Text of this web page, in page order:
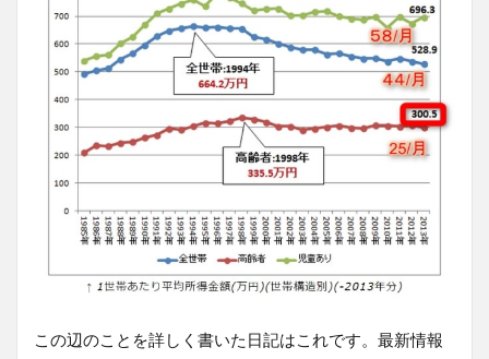
この辺のことを詳しく書いた日記はこれです。最新情報